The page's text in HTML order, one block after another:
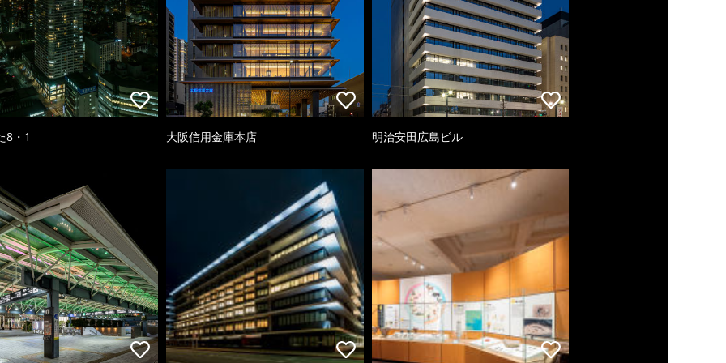
8・1 大阪信用金庫本店 明治安田広島ビル